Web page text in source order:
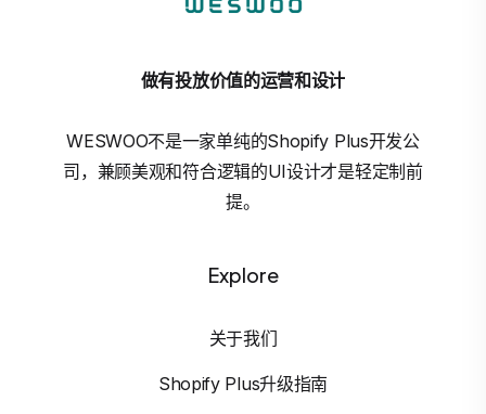
做有投放价值的运营和设计
WESWOO不是一家单纯的Shopify Plus开发公
司，兼顾美观和符合逻辑的UI设计才是轻定制前
提。
Explore
关于我们
Shopify Plus升级指南